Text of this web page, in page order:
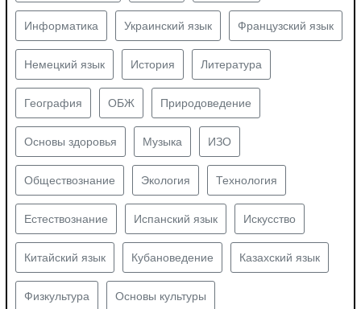
Информатика Украинский язык Французский язык
Немецкий язык История Литература
География ОБЖ Природоведение
Основы здоровья Музыка ИЗО
Обществознание Экология Технология
Естествознание Испанский язык Искусство
Китайский язык Кубановедение Казахский язык
Физкультура Основы культуры